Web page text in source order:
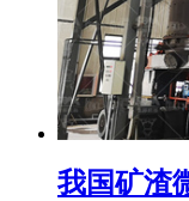
我国矿渣